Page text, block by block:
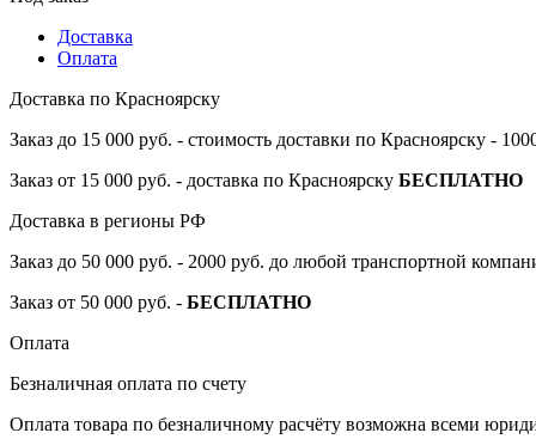
Доставка
Оплата
Доставка по Красноярску
Заказ до 15 000 руб. - стоимость доставки по Красноярску -
Заказ от 15 000 руб. - доставка по Красноярску БЕСПЛАТНО
Доставка в регионы РФ
Заказ до 50 000 руб. - 2000 руб. до любой транспортной
Заказ от 50 000 руб. - БЕСПЛАТНО
Оплата
Безналичная оплата по счету
Оплата товара по безналичному расчёту возможна всеми